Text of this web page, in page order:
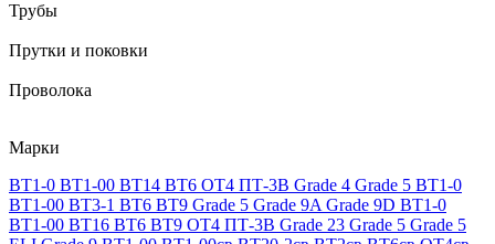
Трубы
Прутки и поковки
Проволока
Марки
ВТ1-0 ВТ1-00 ВТ14 ВТ6 ОТ4 ПТ-3В Grade 4 Grade 5 ВТ1-0
ВТ1-00 ВТ3-1 ВТ6 ВТ9 Grade 5 Grade 9A Grade 9D ВТ1-0
ВТ1-00 ВТ16 ВТ6 ВТ9 ОТ4 ПТ-3В Grade 23 Grade 5 Grade 5